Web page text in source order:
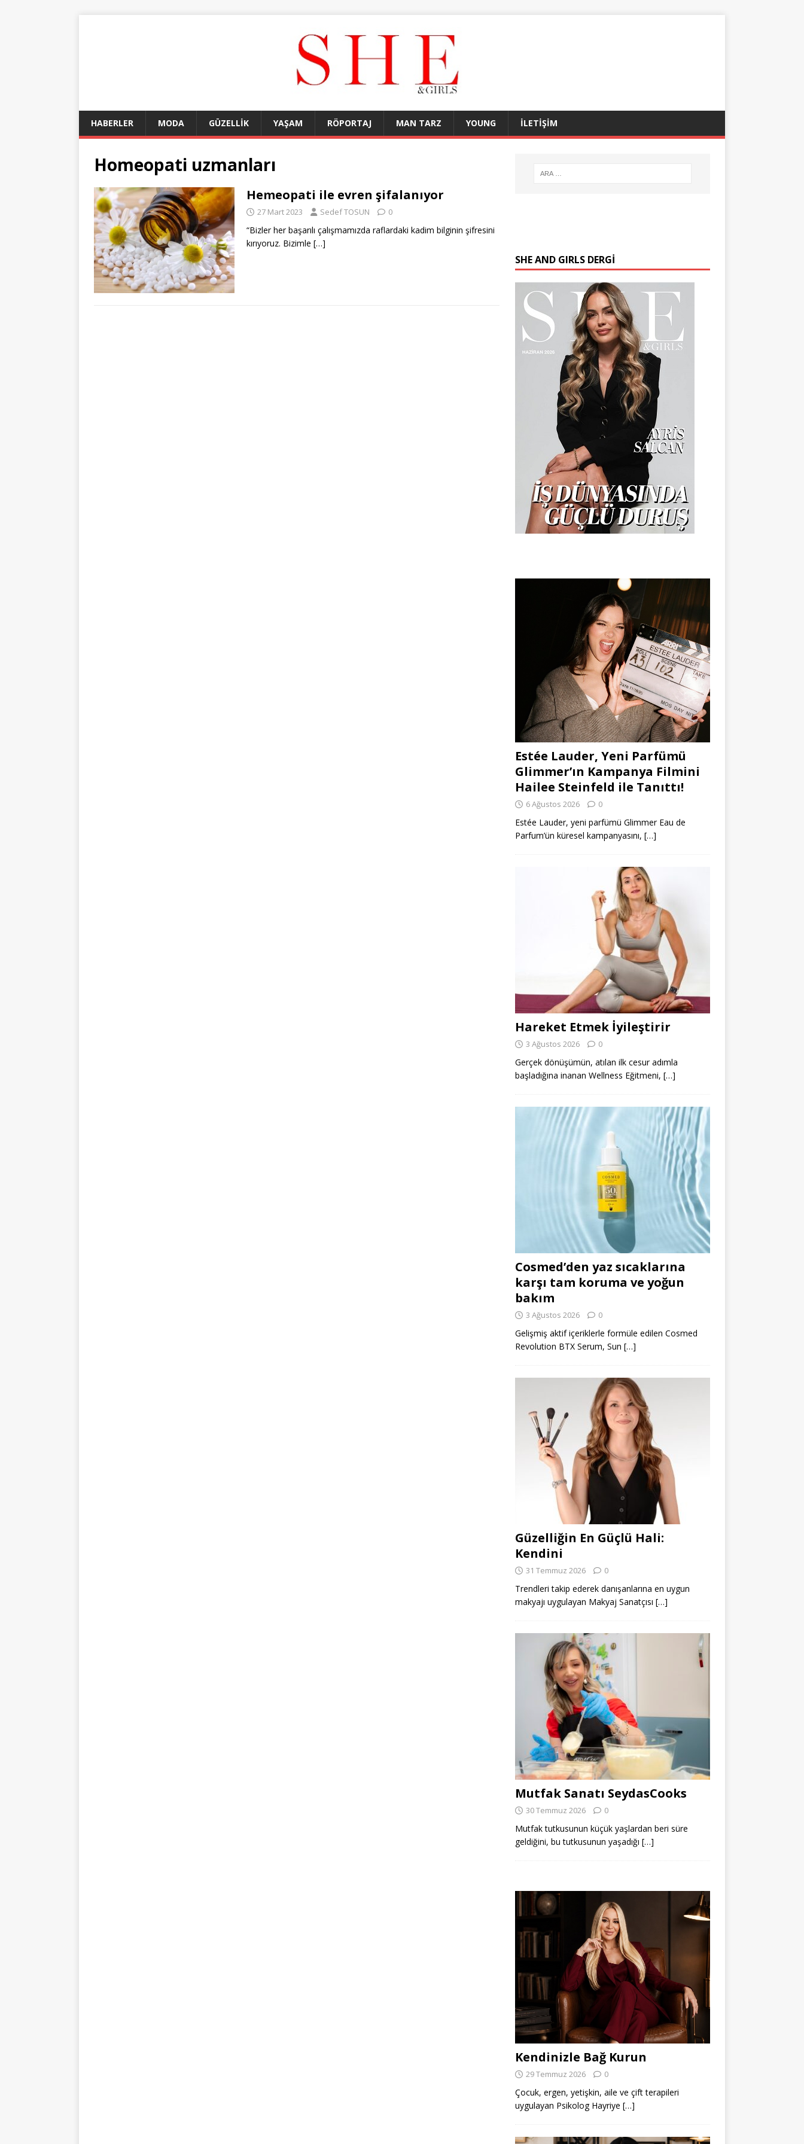
HABERLER MODA GÜZELLİK YAŞAM RÖPORTAJ MAN TARZ YOUNG İLETİŞİM
Homeopati uzmanları
Hemeopati ile evren şifalanıyor
27 Mart 2023 Sedef TOSUN 0
“Bizler her başarılı çalışmamızda raflardaki kadim bilginin şifresini
kırıyoruz. Bizimle […]
SHE AND GIRLS DERGİ
Estée Lauder, Yeni Parfümü
Glimmer’ın Kampanya Filmini
Hailee Steinfeld ile Tanıttı!
6 Ağustos 2026 0
Estée Lauder, yeni parfümü Glimmer Eau de
Parfum’ün küresel kampanyasını, […]
Hareket Etmek İyileştirir
3 Ağustos 2026 0
Gerçek dönüşümün, atılan ilk cesur adımla
başladığına inanan Wellness Eğitmeni, […]
Cosmed’den yaz sıcaklarına
karşı tam koruma ve yoğun
bakım
3 Ağustos 2026 0
Gelişmiş aktif içeriklerle formüle edilen Cosmed
Revolution BTX Serum, Sun […]
Güzelliğin En Güçlü Hali:
Kendini
31 Temmuz 2026 0
Trendleri takip ederek danışanlarına en uygun
makyajı uygulayan Makyaj Sanatçısı […]
Mutfak Sanatı SeydasCooks
30 Temmuz 2026 0
Mutfak tutkusunun küçük yaşlardan beri süre
geldiğini, bu tutkusunun yaşadığı […]
Kendinizle Bağ Kurun
29 Temmuz 2026 0
Çocuk, ergen, yetişkin, aile ve çift terapileri
uygulayan Psikolog Hayriye […]